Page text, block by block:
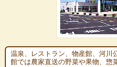
温泉、レストラン、物産館、河川
館では農家直送の野菜や果物、惣